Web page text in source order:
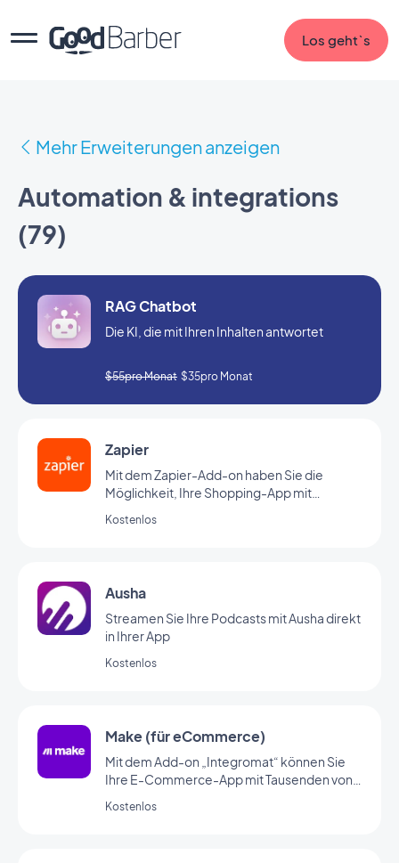
Los geht`s
Mehr Erweiterungen anzeigen
Automation & integrations
(79)
Zapier
Mit dem Zapier-Add-on haben Sie die
Möglichkeit, Ihre Shopping-App mit
verbinden. Dank dieses Add-ons erstellen
dieses Add-on verwenden zu können.)
Kostenlos
Ausha
Streamen Sie Ihre Podcasts mit Ausha direkt
in Ihrer App
Kostenlos
Make (für eCommerce)
Mit dem Add-on „Integromat“ können Sie
Ihre E-Commerce-App mit Tausenden von
diesem Add-on richten Sie automatische
Kostenlos
RAG Chatbot
Die KI, die mit Ihren Inhalten antwortet
$55pro Monat $35pro Monat